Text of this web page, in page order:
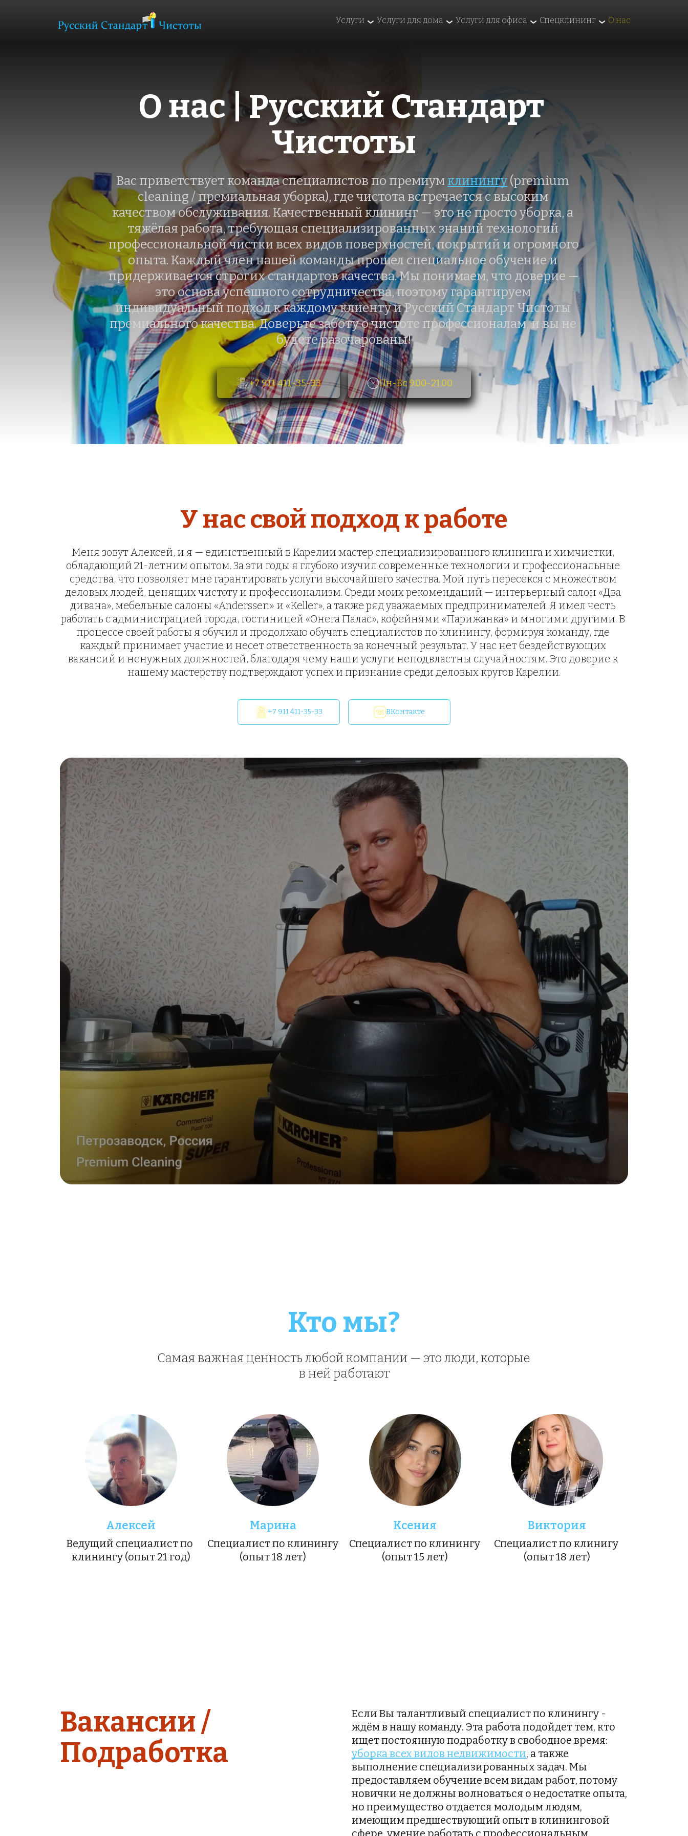
Услуги Услуги для дома Услуги для офиса Спецклининг О нас
О нас | Русский Стандарт
Чистоты
Вас приветствует команда специалистов по премиум клинингу (premium
cleaning / премиальная уборка), где чистота встречается с высоким
качеством обслуживания. Качественный клининг — это не просто уборка, а
тяжёлая работа, требующая специализированных знаний технологий
профессиональной чистки всех видов поверхностей, покрытий и огромного
опыта. Каждый член нашей команды прошел специальное обучение и
придерживается строгих стандартов качества. Мы понимаем, что доверие —
это основа успешного сотрудничества, поэтому гарантируем
индивидуальный подход к каждому клиенту и Русский Стандарт Чистоты
премиального качества. Доверьте заботу о чистоте профессионалам, и вы не
будете разочарованы!
+7 911 411-35-33 Пн-Вс 9.00-21.00
У нас свой подход к работе
Меня зовут Алексей, и я — единственный в Карелии мастер специализированного клининга и химчистки,
обладающий 21-летним опытом. За эти годы я глубоко изучил современные технологии и профессиональные
средства, что позволяет мне гарантировать услуги высочайшего качества. Мой путь пересекся с множеством
деловых людей, ценящих чистоту и профессионализм. Среди моих рекомендаций — интерьерный салон «Два
дивана», мебельные салоны «Anderssen» и «Keller», а также ряд уважаемых предпринимателей. Я имел честь
работать с администрацией города, гостиницей «Онега Палас», кофейнями «Парижанка» и многими другими. В
процессе своей работы я обучил и продолжаю обучать специалистов по клинингу, формируя команду, где
каждый принимает участие и несет ответственность за конечный результат. У нас нет бездействующих
вакансий и ненужных должностей, благодаря чему наши услуги неподвластны случайностям. Это доверие к
нашему мастерству подтверждают успех и признание среди деловых кругов Карелии.
+7 911 411-35-33 ВКонтакте
Кто мы?
Самая важная ценность любой компании — это люди, которые
в ней работают
Алексей
Ведущий специалист по
клинингу (опыт 21 год)
Марина
Специалист по клинингу
(опыт 18 лет)
Ксения
Специалист по клинингу
(опыт 15 лет)
Виктория
Специалист по клинигу
(опыт 18 лет)
Вакансии /
Подработка
Если Вы талантливый специалист по клинингу -
ждём в нашу команду. Эта работа подойдет тем, кто
уборка всех видов недвижимости, а также
выполнение специализированных задач. Мы
предоставляем обучение всем видам работ, потому
новички не должны волноваться о недостатке опыта,
но преимущество отдается молодым людям,
имеющим предшествующий опыт в клининговой
сфере, умение работать с профессиональным